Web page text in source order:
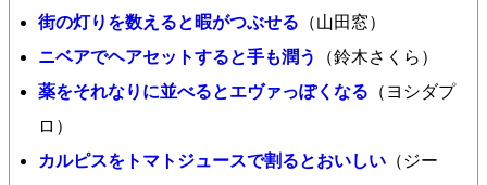
街の灯りを数えると暇がつぶせる （山田窓）
ニベアでヘアセットすると手も潤う
（鈴木さくら）
薬をそれなりに並べるとエヴァっぽくなる （ヨシダプ
ロ）
カルピスをトマトジュースで割るとおいしい （ジー